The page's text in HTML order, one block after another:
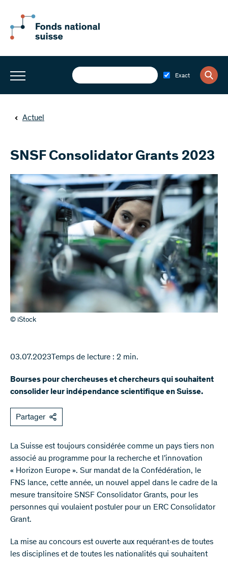
Exact
Actuel
SNSF Consolidator Grants 2023
© iStock
03.07.2023 Temps de lecture : 2 min.
Bourses pour chercheuses et chercheurs qui souhaitent
consolider leur indépendance scientifique en Suisse.
Partager
La Suisse est toujours considérée comme un pays tiers non
associé au programme pour la recherche et l’innovation
« Horizon Europe ». Sur mandat de la Confédération, le
FNS lance, cette année, un nouvel appel dans le cadre de la
mesure transitoire SNSF Consolidator Grants, pour les
personnes qui voulaient postuler pour un ERC Consolidator
Grant.
La mise au concours est ouverte aux requérant·es de toutes
les disciplines et de toutes les nationalités qui souhaitent